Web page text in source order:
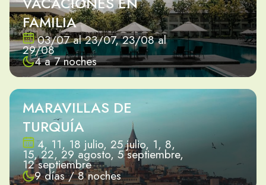
FAMILIA
03/07 al 23/07, 23/08 al
29/08
4 a 7 noches
MARAVILLAS DE
TURQUÍA
4, 11, 18 julio, 25 julio, 1, 8,
15, 22, 29 agosto, 5 septiembre,
12 septiembre
9 días / 8 noches